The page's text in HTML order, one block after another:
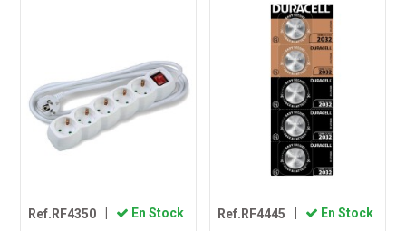
Ref.RF4350 En Stock Ref.RF4445 En Stock